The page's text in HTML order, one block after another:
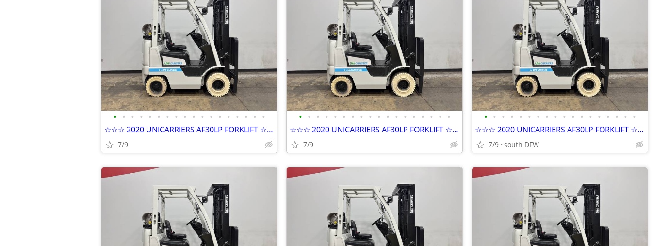
• • • • • • • • • • • • • • • • • •
☆☆☆ 2020 UNICARRIERS AF30LP FORKLIFT ☆☆☆
7/9
• • • • • • • • • • • • • • • • • •
☆☆☆ 2020 UNICARRIERS AF30LP FORKLIFT ☆☆☆
7/9
• • • • • • • • • • • • • • • • • •
☆☆☆ 2020 UNICARRIERS AF30LP FORKLIFT ☆☆☆
7/9 south DFW